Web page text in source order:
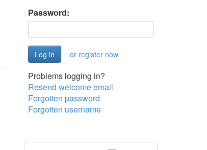
Password:
or register now
Problems logging in?
Resend welcome email
Forgotten password
Forgotten username